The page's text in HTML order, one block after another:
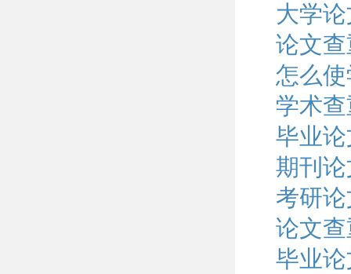
大学
论文
怎么
学术
毕业
期刊
考研
论文
毕业